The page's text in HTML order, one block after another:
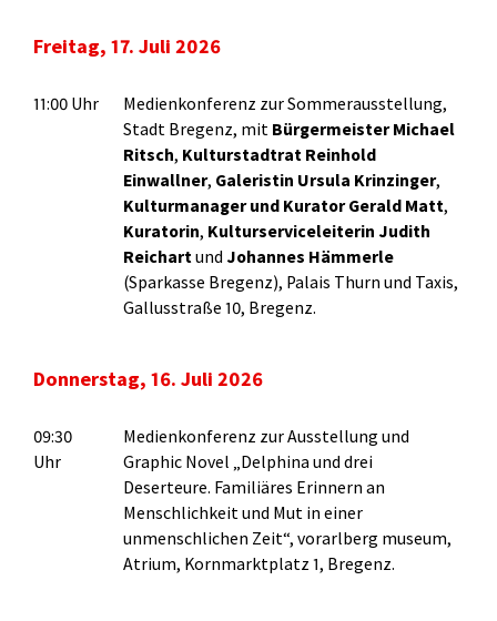
Freitag, 17. Juli 2026
11:00 Uhr
Medienkonferenz zur Sommerausstellung,
Stadt Bregenz, mit Bürgermeister Michael
Ritsch, Kulturstadtrat Reinhold
Einwallner, Galeristin Ursula Krinzinger,
Kulturmanager und Kurator Gerald Matt,
Kuratorin, Kulturserviceleiterin Judith
Reichartund Johannes Hämmerle
(Sparkasse Bregenz), Palais Thurn und Taxis,
Gallusstraße 10, Bregenz.
Donnerstag, 16. Juli 2026
09:30
Uhr
Medienkonferenz zur Ausstellung und
Graphic Novel „Delphina und drei
Deserteure. Familiäres Erinnern an
Menschlichkeit und Mut in einer
unmenschlichen Zeit“, vorarlberg museum,
Atrium, Kornmarktplatz 1, Bregenz.